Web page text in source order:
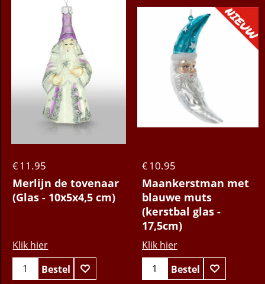
€11.95
Merlijn de tovenaar
(Glas - 10x5x4,5 cm)
Klik hier
Bestel
€10.95
Maankerstman met
blauwe muts
(kerstbal glas -
17,5cm)
Klik hier
Bestel